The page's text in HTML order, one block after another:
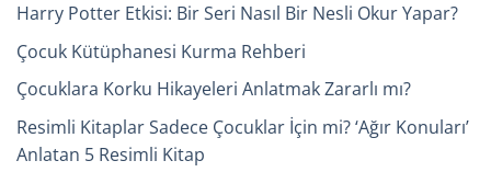
Harry Potter Etkisi: Bir Seri Nasıl Bir Nesli Okur Yapar?
Çocuk Kütüphanesi Kurma Rehberi
Çocuklara Korku Hikayeleri Anlatmak Zararlı mı?
Resimli Kitaplar Sadece Çocuklar İçin mi? ‘Ağır Konuları’
Anlatan 5 Resimli Kitap